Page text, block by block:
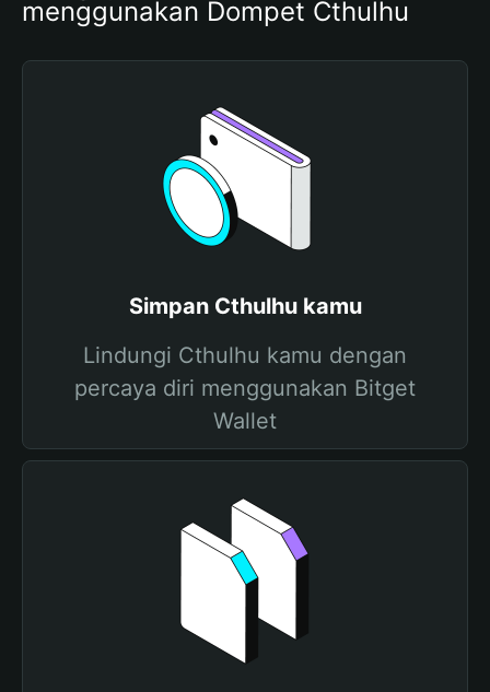
menggunakan Dompet Cthulhu
Simpan Cthulhu kamu
Lindungi Cthulhu kamu dengan
percaya diri menggunakan Bitget
Wallet